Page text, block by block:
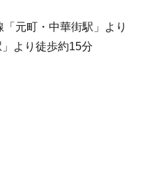
元町・中華街駅」より
より徒歩約15分